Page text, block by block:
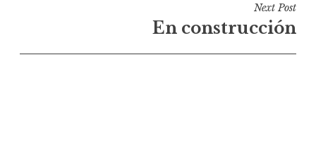
Next Post
En construcción